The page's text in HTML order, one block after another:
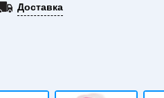
Доставка